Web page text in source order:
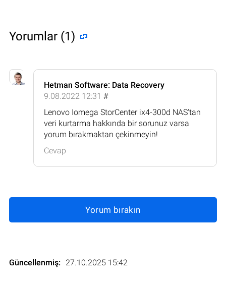
Yorumlar (1)
Hetman Software: Data Recovery
9.08.2022 12:31 #
Lenovo Iomega StorCenter ix4-300d NAS'tan
veri kurtarma hakkında bir sorunuz varsa
yorum bırakmaktan çekinmeyin!
Cevap
Yorum bırakın
Güncellenmiş: 27.10.2025 15:42